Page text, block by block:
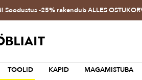
-25% rakendub ALLES
TOOLID KAPID MAGAMISTUBA